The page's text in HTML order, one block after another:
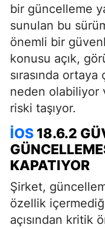
bir güncelleme
sunulan bu
önemli bir
konusu açık,
sırasında ortaya
neden olabiliyor
riski taşıyor.
IOS 18.6.2
KAPATIYOR
Şirket,
özellik
açısından kritik